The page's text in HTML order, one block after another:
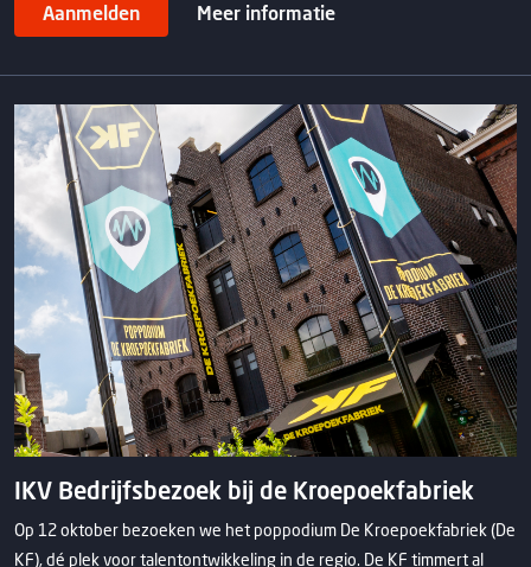
Aanmelden Meer informatie
IKV Bedrijfsbezoek bij de Kroepoekfabriek
Op 12 oktober bezoeken we het poppodium De Kroepoekfabriek (De
KF), dé plek voor talentontwikkeling in de regio. De KF timmert al